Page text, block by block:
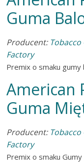
Guma
Producent:
Factory
Premix o smaku gumy
American
Guma
Producent:
Factory
Premix o smaku